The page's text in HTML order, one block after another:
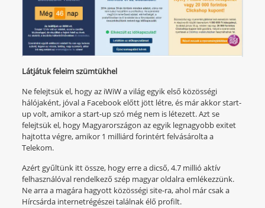
Látjátuk feleim szümtükhel
Ne felejtsük el, hogy az iWiW a világ egyik első közösségi
hálójaként, jóval a Facebook előtt jött létre, és már akkor start-
up volt, amikor a start-up szó még nem is létezett. Azt se
felejtsük el, hogy Magyarországon az egyik legnagyobb exitet
hajtotta végre, amikor 1 milliárd forintért felvásárolta a
Telekom.
Azért gyűltünk itt össze, hogy erre a dicső, 4.7 millió aktív
felhasználóval rendelkező szép magyar oldalra emlékezzünk.
Ne arra a magára hagyott közösségi site-ra, ahol már csak a
Hírcsárda internetrégészei találnak élő profilt.